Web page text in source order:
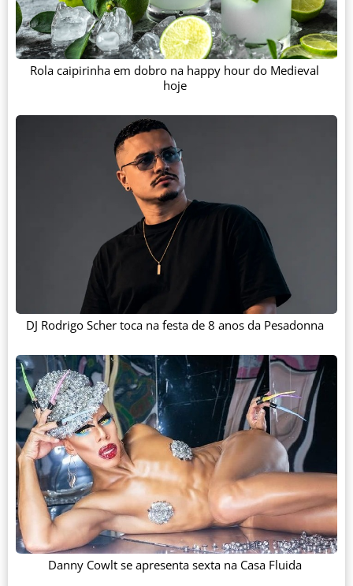
Rola caipirinha em dobro na happy hour do Medieval
hoje
DJ Rodrigo Scher toca na festa de 8 anos da Pesadonna
Danny Cowlt se apresenta sexta na Casa Fluida